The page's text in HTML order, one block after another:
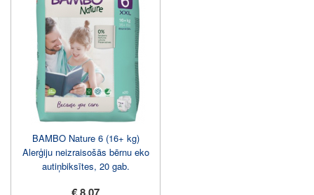
BAMBO Nature 6 (16+ kg)
Alerģiju neizraisošās bērnu eko
autiņbiksītes, 20 gab.